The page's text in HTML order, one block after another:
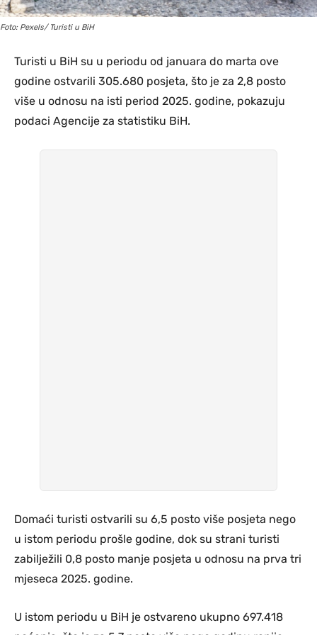
Foto: Pexels/ Turisti u BiH
Turisti u BiH su u periodu od januara do marta ove
godine ostvarili 305.680 posjeta, što je za 2,8 posto
više u odnosu na isti period 2025. godine, pokazuju
podaci Agencije za statistiku BiH.
Domaći turisti ostvarili su 6,5 posto više posjeta nego
u istom periodu prošle godine, dok su strani turisti
zabilježili 0,8 posto manje posjeta u odnosu na prva tri
mjeseca 2025. godine.
U istom periodu u BiH je ostvareno ukupno 697.418